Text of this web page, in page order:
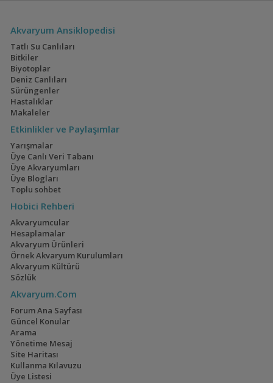
Akvaryum Ansiklopedisi
Tatlı Su Canlıları
Bitkiler
Biyotoplar
Deniz Canlıları
Sürüngenler
Hastalıklar
Makaleler
Etkinlikler ve Paylaşımlar
Yarışmalar
Üye Canlı Veri Tabanı
Üye Akvaryumları
Üye Blogları
Toplu sohbet
Hobici Rehberi
Akvaryumcular
Hesaplamalar
Akvaryum Ürünleri
Örnek Akvaryum Kurulumları
Akvaryum Kültürü
Sözlük
Akvaryum.Com
Forum Ana Sayfası
Güncel Konular
Arama
Yönetime Mesaj
Site Haritası
Kullanma Kılavuzu
Üye Listesi